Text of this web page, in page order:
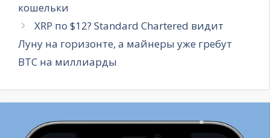
кошельки
XRP по $12? Standard Chartered видит
Луну на горизонте, а майнеры уже гребут
BTC на миллиарды